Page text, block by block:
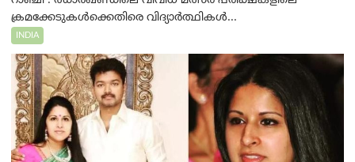
ക്രമക്കേടുകൾക്കെതിരെ വിദ്യാർത്ഥികൾ...
INDIA